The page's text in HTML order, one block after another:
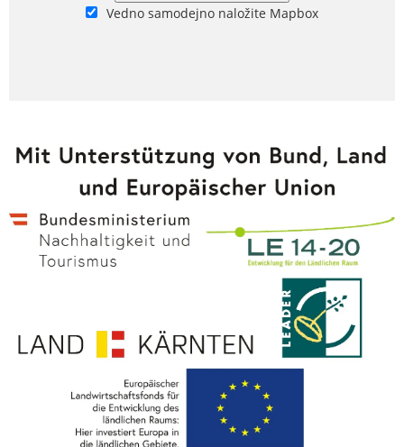
Vedno samodejno naložite Mapbox